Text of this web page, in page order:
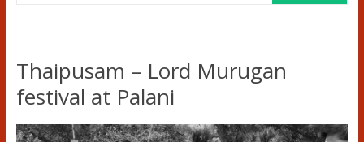
Thaipusam – Lord Murugan
festival at Palani